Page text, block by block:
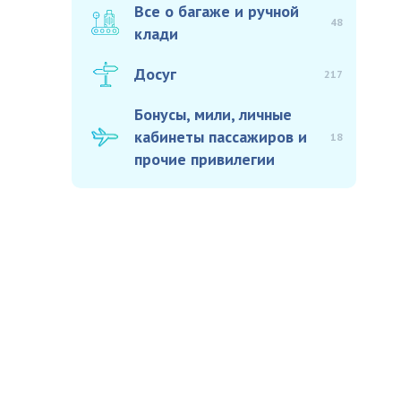
Все о багаже и ручной
клади
48
Досуг 217
Бонусы, мили, личные
кабинеты пассажиров и
прочие привилегии
18